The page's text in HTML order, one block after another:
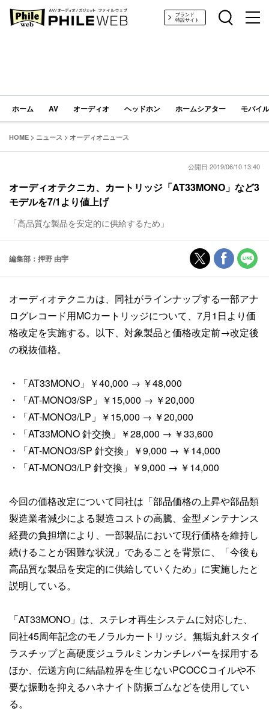
PHILE WEB｜AV/オーディオ/ガジェットブランド
特設サイト
ホーム AV オーディオ ヘッドホン ホームシアター モバイ
HOME > ニュース > オーディオニュース
公開日 2019/06/10 13:40
オーディオテクニカ、カートリッジ「AT33MONO」など3
モデルを7/1より値上げ
「高品質な製品を安定的に供給するため」
編集部：押野 由宇
オーディオテクニカは、同社がラインナップする一部アナ
ログレコード用MCカートリッジについて、7月1日より価
格改定を実施する。以下、対象製品と価格改定前→改定後
の税抜価格。
・「AT33MONO」￥40,000 → ￥48,000
・「AT-MONO3/SP」￥15,000 → ￥20,000
・「AT-MONO3/LP」￥15,000 → ￥20,000
・「AT33MONO 針交換」￥28,000 → ￥33,600
・「AT-MONO3/SP 針交換」￥9,000 → ￥14,000
・「AT-MONO3/LP 針交換」￥9,000 → ￥14,000
今回の価格改定について同社は「部品価格の上昇や部品類
製造業者減少による製造コストの高騰、金型メンテナンス
経費の負担増により、一部製品において現行価格を維持し
続けることが困難な状況」であることを背景に、「今後も
高品質な製品を安定的に供給していくため」に実施したと
説明している。
「AT33MONO」は、ステレオ再生システムに対応した、
同社45周年記念のモノラルカートリッジ。無垢丸針スタイ
ラスチップと高硬度ジュラルミンカンチレバーを採用する
ほか、伝送方向に結晶粒界を生じないPCOCCコイルや不
要な振動を抑えるハネナイト防振ゴムなどを使用してい
る。